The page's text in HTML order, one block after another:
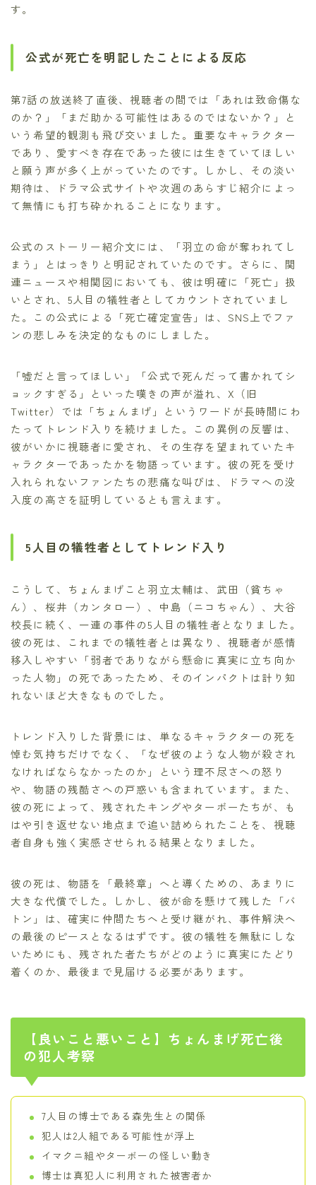
す。
公式が死亡を明記したことによる反応
第7話の放送終了直後、視聴者の間では「あれは致命傷な
のか？」「まだ助かる可能性はあるのではないか？」と
いう希望的観測も飛び交いました。重要なキャラクター
であり、愛すべき存在であった彼には生きていてほしい
と願う声が多く上がっていたのです。しかし、その淡い
期待は、ドラマ公式サイトや次週のあらすじ紹介によっ
て無情にも打ち砕かれることになります。
公式のストーリー紹介文には、「羽立の命が奪われてし
まう」とはっきりと明記されていたのです。さらに、関
連ニュースや相関図においても、彼は明確に「死亡」扱
いとされ、5人目の犠牲者としてカウントされていまし
た。この公式による「死亡確定宣告」は、SNS上でファ
ンの悲しみを決定的なものにしました。
「嘘だと言ってほしい」「公式で死んだって書かれてシ
ョックすぎる」といった嘆きの声が溢れ、X（旧
Twitter）では「ちょんまげ」というワードが長時間にわ
たってトレンド入りを続けました。この異例の反響は、
彼がいかに視聴者に愛され、その生存を望まれていたキ
ャラクターであったかを物語っています。彼の死を受け
入れられないファンたちの悲痛な叫びは、ドラマへの没
入度の高さを証明しているとも言えます。
5人目の犠牲者としてトレンド入り
こうして、ちょんまげこと羽立太輔は、武田（貧ちゃ
ん）、桜井（カンタロー）、中島（ニコちゃん）、大谷
校長に続く、一連の事件の5人目の犠牲者となりました。
彼の死は、これまでの犠牲者とは異なり、視聴者が感情
移入しやすい「弱者でありながら懸命に真実に立ち向か
った人物」の死であったため、そのインパクトは計り知
れないほど大きなものでした。
トレンド入りした背景には、単なるキャラクターの死を
悼む気持ちだけでなく、「なぜ彼のような人物が殺され
なければならなかったのか」という理不尽さへの怒り
や、物語の残酷さへの戸惑いも含まれています。また、
彼の死によって、残されたキングやターボーたちが、も
はや引き返せない地点まで追い詰められたことを、視聴
者自身も強く実感させられる結果となりました。
彼の死は、物語を「最終章」へと導くための、あまりに
大きな代償でした。しかし、彼が命を懸けて残した「バ
トン」は、確実に仲間たちへと受け継がれ、事件解決へ
の最後のピースとなるはずです。彼の犠牲を無駄にしな
いためにも、残された者たちがどのように真実にたどり
着くのか、最後まで見届ける必要があります。
【良いこと悪いこと】ちょんまげ死亡後
の犯人考察
7人目の博士である森先生との関係
犯人は2人組である可能性が浮上
イマクニ組やターボーの怪しい動き
博士は真犯人に利用された被害者か